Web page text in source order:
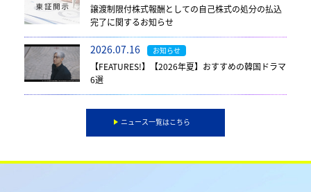
譲渡制限付株式報酬としての自己株式の処分の払込
完了に関するお知らせ
2026.07.16 お知らせ
【FEATURES!】【2026年夏】おすすめの韓国ドラマ
6選
ニュース一覧はこちら